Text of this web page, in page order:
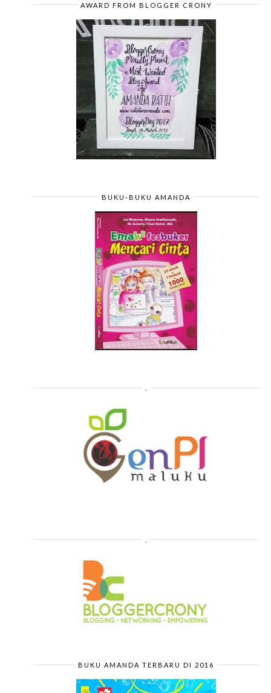
AWARD FROM BLOGGER CRONY
BUKU-BUKU AMANDA
BUKU AMANDA TERBARU DI 2016